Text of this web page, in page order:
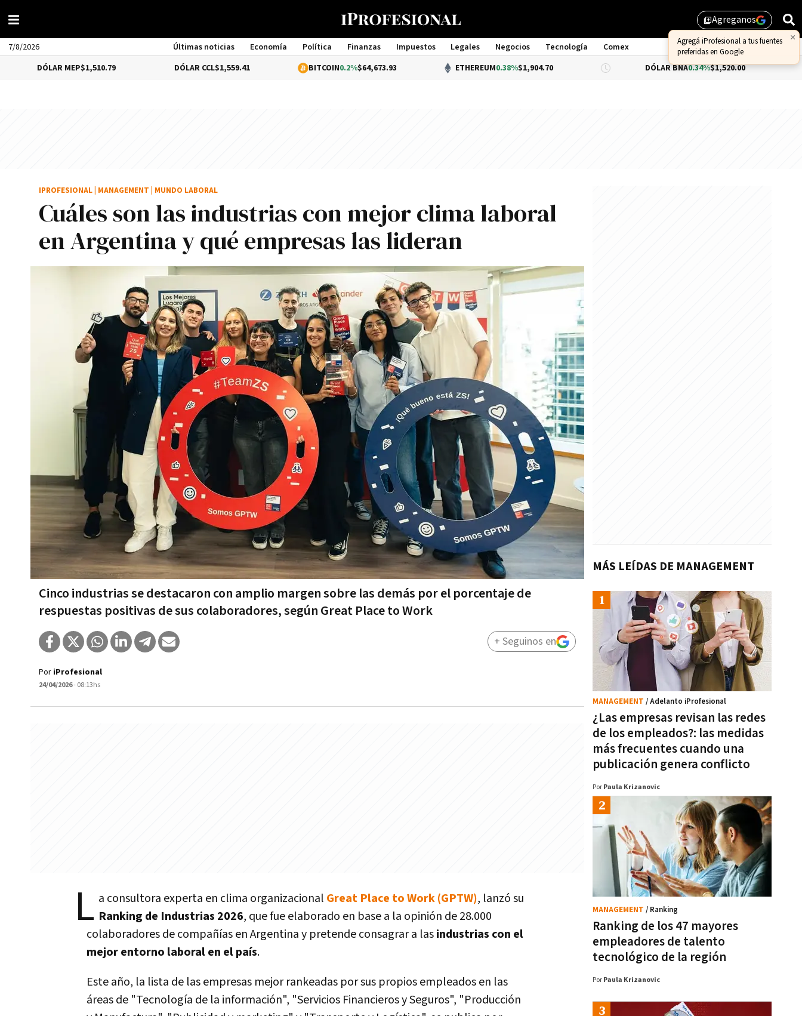
library_addAgreganos
7/8/2026 Últimas noticias Economía Política Finanzas Impuestos Legales Negocios Tecnología
Comex
Management
$1,510.79 $1,559.41 0.2%$64,673.93 ETHEREUM0.38%$1,904.70 DÓLAR BNA 0.34%$1,520.00 DÓLAR BLUE
Cuáles son las industrias con mejor clima laboral
en Argentina y qué empresas las lideran
Cinco industrias se destacaron con amplio margen sobre las demás por el porcentaje de
respuestas positivas de sus colaboradores, según Great Place to Work
IPROFESIONAL MANAGEMENT MUNDO LABORAL
Por iProfesional
24/04/2026- 08:13hs
+ Seguinos en
L a consultora experta en clima organizacional Great Place to Work (GPTW), lanzó su
Ranking de Industrias 2026, que fue elaborado en base a la opinión de 28.000
colaboradores de compañías en Argentina y pretende consagrar a lasindustrias con el
mejor entorno laboral en el país.
Este año, la lista de las empresas mejor rankeadas por sus propios empleados en las
áreas de "Tecnología de la información", "Servicios Financieros y Seguros", "Producción
MÁS LEÍDAS DE MANAGEMENT
¿Las empresas revisan las redes
de los empleados?: las medidas
más frecuentes cuando una
publicación genera conflicto
MANAGEMENT / Adelanto iProfesional
Por Paula Krizanovic
Ranking de los 47 mayores
empleadores de talento
tecnológico de la región
MANAGEMENT / Ranking
Por Paula Krizanovic